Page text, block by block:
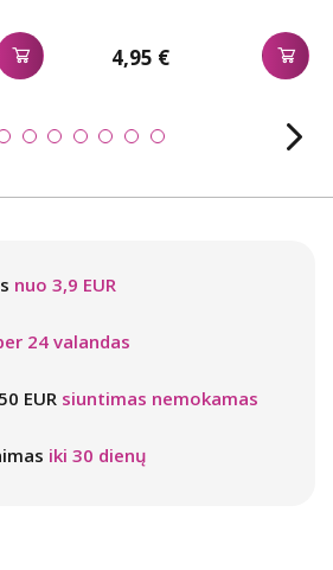
4,95 €
nuo 3,9 EUR
24 valandas
EUR siuntimas nemokamas
iki 30 dienų